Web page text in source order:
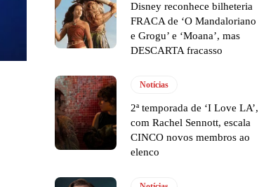
Disney reconhece bilheteria
FRACA de ‘O Mandaloriano
e Grogu’ e ‘Moana’, mas
DESCARTA fracasso
Notícias
2ª temporada de ‘I Love LA’,
com Rachel Sennott, escala
CINCO novos membros ao
elenco